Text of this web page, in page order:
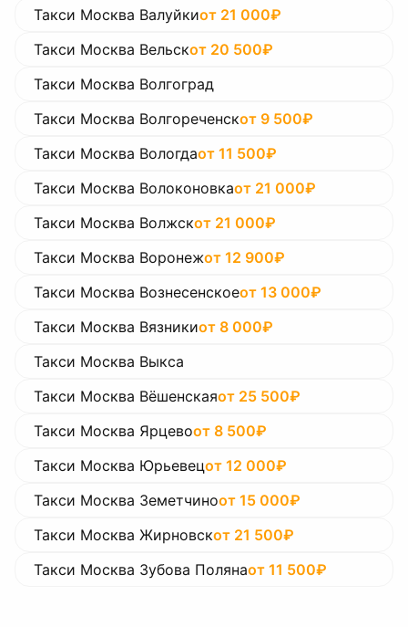
Такси Москва Валуйкиот 21 000₽
Такси Москва Вельскот 20 500₽
Такси Москва Волгоград
Такси Москва Волгореченскот 9 500₽
Такси Москва Вологдаот 11 500₽
Такси Москва Волоконовкаот 21 000₽
Такси Москва Волжскот 21 000₽
Такси Москва Воронежот 12 900₽
Такси Москва Вознесенскоеот 13 000₽
Такси Москва Вязникиот 8 000₽
Такси Москва Выкса
Такси Москва Вёшенскаяот 25 500₽
Такси Москва Ярцевоот 8 500₽
Такси Москва Юрьевецот 12 000₽
Такси Москва Земетчиноот 15 000₽
Такси Москва Жирновскот 21 500₽
Такси Москва Зубова Полянаот 11 500₽